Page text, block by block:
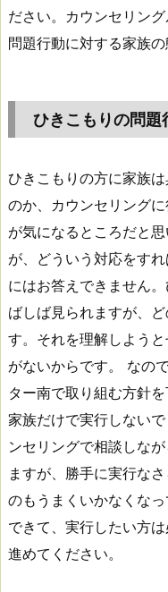
ださい。カウンセリン
問題行動に対する家族
ひきこもりの問題
ひきこもりの方に家族
のか、カウンセリング
が気になるところだと
が、どういう対応をす
にはお答えできません
ばしば見られますが、
す。それを理解しよう
がないからです。 なの
ター南で取り組む方針
家族だけで実行しない
ンセリングで相談しな
ますが、勝手に実行な
のもうまくいかなくな
できて、実行したい方
進めてください。